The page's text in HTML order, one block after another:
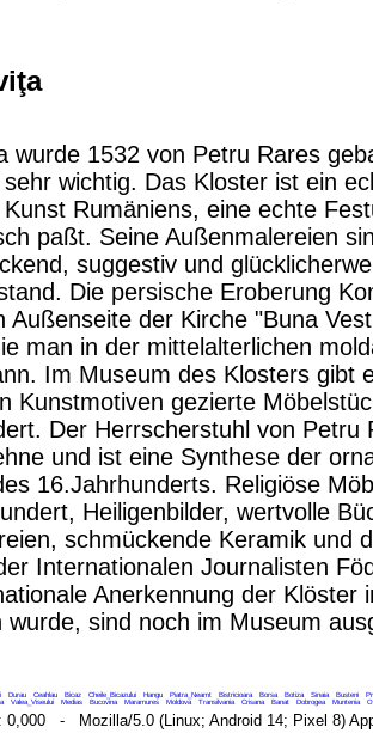
wurde 1532 von Petru Rares
wichtig. Das Kloster ist ein
Rumäniens, eine echte
paßt. Seine Außenmalereien
suggestiv und
Die persische Eroberung
Außenseite der Kirche "Buna
man in der mittelalterlichen
Im Museum des Klosters gibt
Kunstmotiven gezierte
Der Herrscherstuhl von Petru
und ist eine Synthese der
16.Jahrhunderts. Religiöse
Heiligenbilder, wertvolle
schmückende Keramik und
Internationalen Journalisten
Anerkennung der Klöster
wurde, sind noch im Museum
Durau Ceahlau Bicaz Cheile_Bicazului Hangu Piatra_Neamt Bistricioara Borsa Botiza Sinaia Busteni
Valea_Viseului Medias Bucovina Maramures Moldova Transilvania Crisana Banat Dobrogea Muntenia
- Mozilla/5.0 (Linux; Android 14; Pixel 8)